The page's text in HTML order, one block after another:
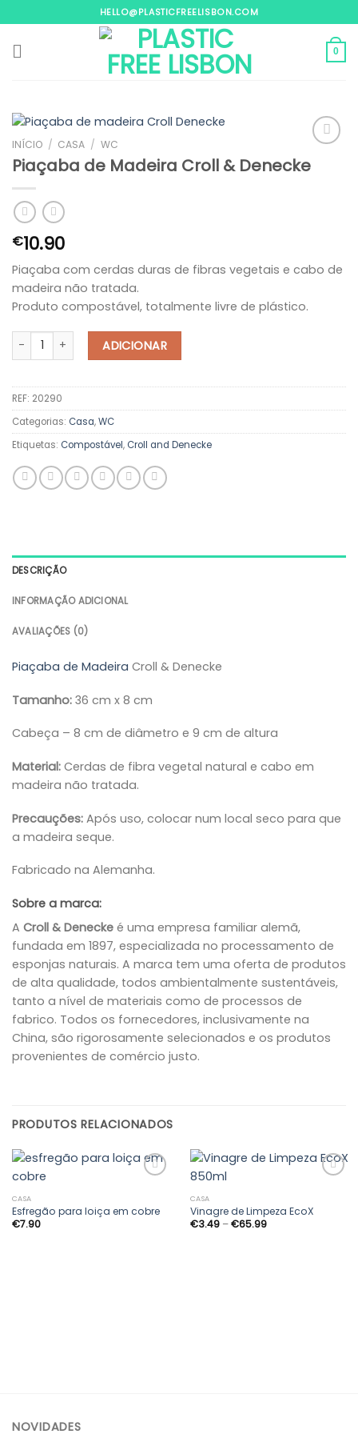
to
content
HELLO@PLASTICFREELISBON.COM
0
INÍCIO / CASA / WC
Piaçaba de Madeira Croll & Denecke
€10.90
Piaçaba com cerdas duras de fibras vegetais e cabo de
madeira não tratada.
Produto compostável, totalmente livre de plástico.
Quantidade de Piaçaba de Madeira Croll & Denecke
ADICIONAR
REF: 20290
Categorias: Casa,WC
Etiquetas: Compostável, Croll and Denecke
DESCRIÇÃO
INFORMAÇÃO ADICIONAL
AVALIAÇÕES (0)
Piaçaba de Madeira Croll & Denecke
Tamanho: 36 cm x 8 cm
Cabeça – 8 cm de diâmetro e 9 cm de altura
Material: Cerdas de fibra vegetal natural e cabo em
madeira não tratada.
Precauções: Após uso, colocar num local seco para que
a madeira seque.
Fabricado na Alemanha.
Sobre a marca:
A Croll & Denecke é uma empresa familiar alemã,
fundada em 1897, especializada no processamento de
esponjas naturais. A marca tem uma oferta de produtos
de alta qualidade, todos ambientalmente sustentáveis,
tanto a nível de materiais como de processos de
fabrico. Todos os fornecedores, inclusivamente na
China, são rigorosamente selecionados e os produtos
provenientes de comércio justo.
PRODUTOS RELACIONADOS
Adicionar
CASA
Esfregão para loiça em cobre
€7.90
Adicionar
CASA
Vinagre de Limpeza EcoX
€3.49 –€65.99Price
NOVIDADES